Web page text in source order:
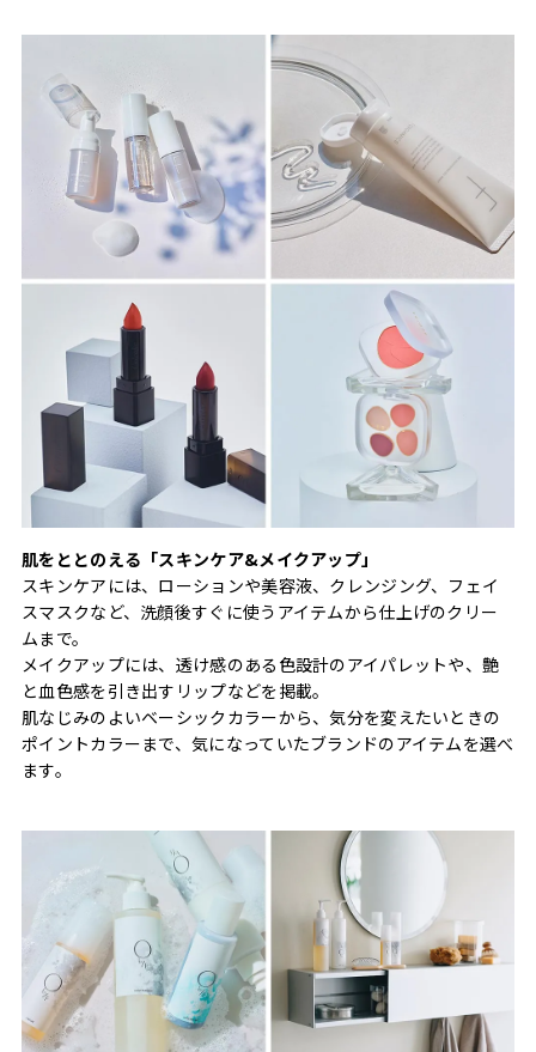
肌をととのえる「スキンケア&メイクアップ」
スキンケアには、ローションや美容液、クレンジング、フェイ
スマスクなど、洗顔後すぐに使うアイテムから仕上げのクリー
ムまで。
メイクアップには、透け感のある色設計のアイパレットや、艶
と血色感を引き出すリップなどを掲載。
肌なじみのよいベーシックカラーから、気分を変えたいときの
ポイントカラーまで、気になっていたブランドのアイテムを選べ
ます。